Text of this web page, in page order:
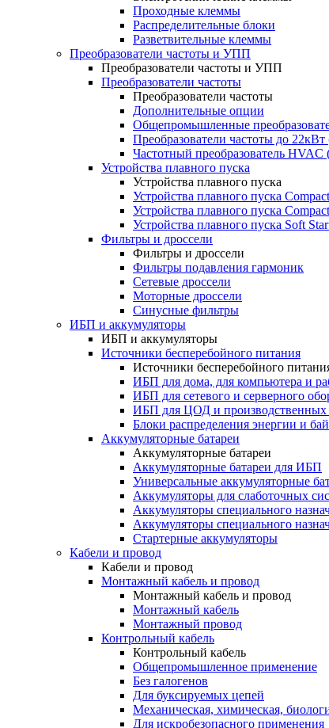
Проходные клеммы
Распределительные блоки
Разветвительные клеммы
Преобразователи частоты и УПП
Преобразователи частоты и УПП
Преобразователи частоты
Преобразователи частоты
Дополнительные опции
Общепромышленные
Преобразователи частоты до
Частотный преобразователь
Устройства плавного пуска
Устройства плавного пуска
Устройства плавного пуска
Устройства плавного пуска
Устройства плавного пуска Soft
Фильтры и дроссели
Фильтры и дроссели
Фильтры подавления гармоник
Сетевые дроссели
Моторные дроссели
Синусные фильтры
ИБП и аккумуляторы
ИБП и аккумуляторы
Источники бесперебойного питания
Источники бесперебойного
ИБП для дома, для компьютера и
ИБП для сетевого и серверного
ИБП для ЦОД и производственных
Блоки распределения энергии и
Аккумуляторные батареи
Аккумуляторные батареи
Аккумуляторные батареи для ИБП
Универсальные аккумуляторные
Аккумуляторы для слаботочных
Аккумуляторы специального
Аккумуляторы специального
Стартерные аккумуляторы
Кабели и провод
Кабели и провод
Монтажный кабель и провод
Монтажный кабель и провод
Монтажный кабель
Монтажный провод
Контрольный кабель
Контрольный кабель
Общепромышленное применение
Без галогенов
Для буксируемых цепей
Механическая, химическая,
Для искробезопасного применения